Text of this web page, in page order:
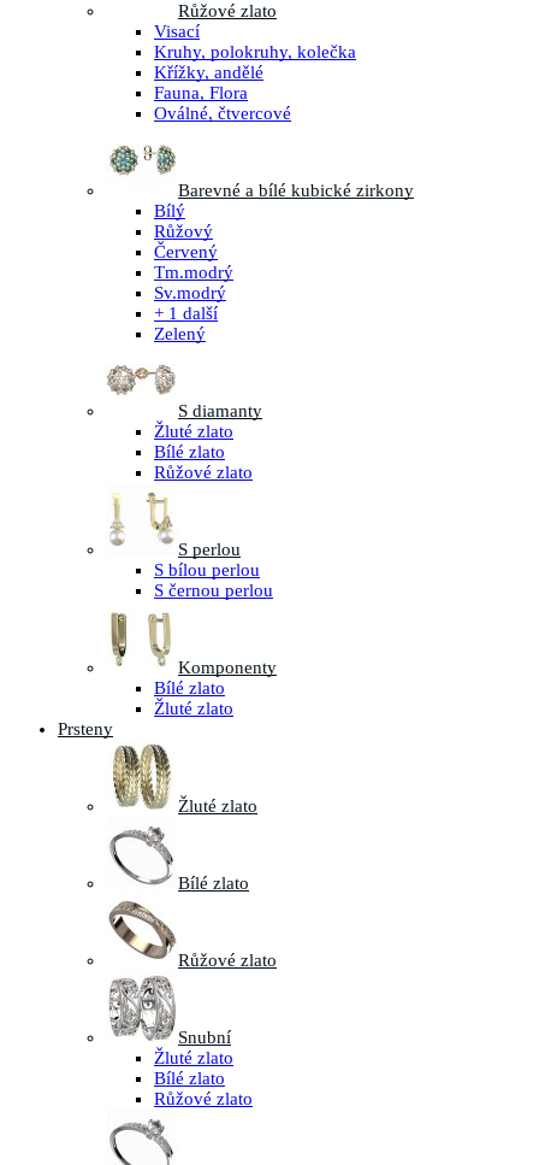
Růžové zlato
Visací
Kruhy, polokruhy, kolečka
Křížky, andělé
Fauna, Flora
Oválné, čtvercové
Barevné a bílé kubické zirkony
Bílý
Růžový
Červený
Tm.modrý
Sv.modrý
+ 1 další
Zelený
S diamanty
Žluté zlato
Bílé zlato
Růžové zlato
S perlou
S bílou perlou
S černou perlou
Komponenty
Bílé zlato
Žluté zlato
Prsteny
Žluté zlato
Bílé zlato
Růžové zlato
Snubní
Žluté zlato
Bílé zlato
Růžové zlato